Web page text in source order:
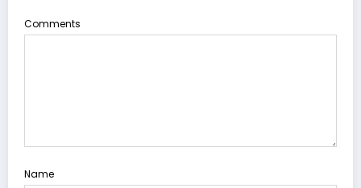
Comments
Name